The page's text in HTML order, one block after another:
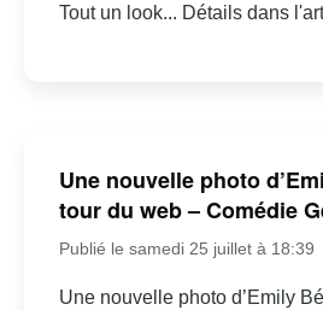
Tout un look... Détails dans
Une nouvelle photo
tour du web – Comédie
Publié le samedi 25 juillet à 18:39
Une nouvelle photo d’Emily